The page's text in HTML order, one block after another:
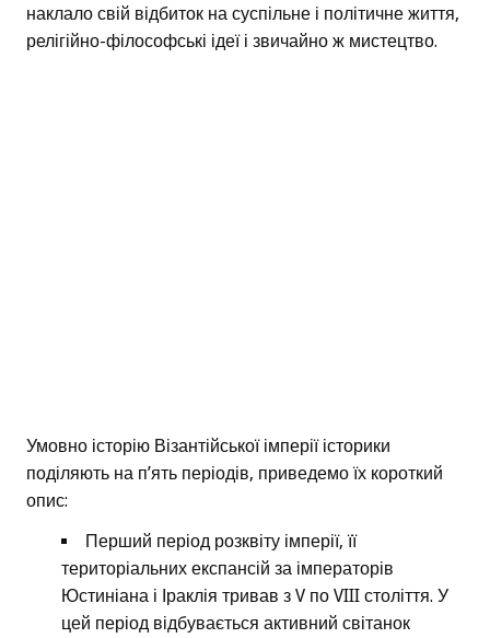
наклало свій відбиток на суспільне і політичне життя,
релігійно-філософські ідеї і звичайно ж мистецтво.
Умовно історію Візантійської імперії історики
поділяють на п’ять періодів, приведемо їх короткий
опис:
Перший період розквіту імперії, її
територіальних експансій за імператорів
Юстиніана і Іраклія тривав з V по VIII століття. У
цей період відбувається активний світанок